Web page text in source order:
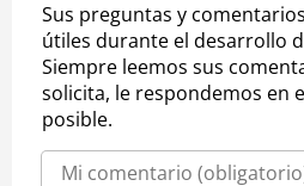
Sus preguntas y
útiles durante el desarrollo
Siempre leemos sus
solicita, le respondemos en
posible.